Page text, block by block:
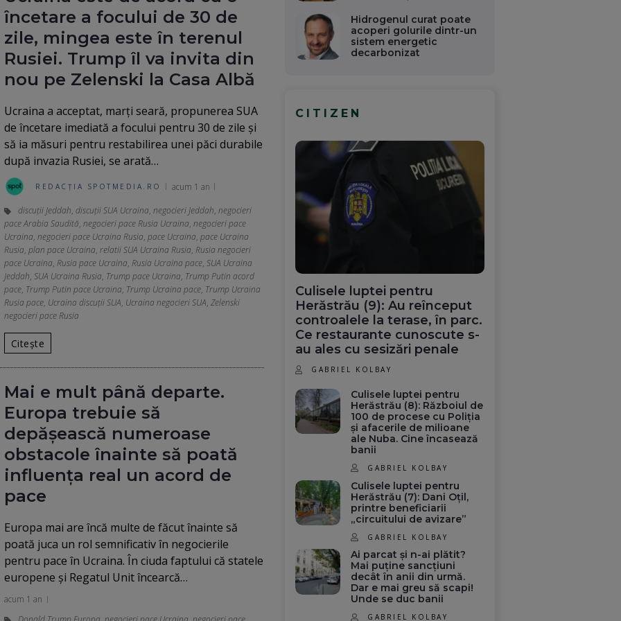
încetare a focului de 30 de
zile, mingea este în terenul
Rusiei. Trump îl va invita din
nou pe Zelenski la Casa Albă
Ucraina a acceptat, marți seară, propunerea SUA
de încetare imediată a focului pentru 30 de zile și
să ia măsuri pentru restabilirea unei păci durabile
după invazia Rusiei, se arată…
REDACȚIA SPOTMEDIA.RO acum 1 an
discuții Jeddah, discuții SUA Ucraina, negocieri Jeddah, negocieri
pace Arabia Saudită, negocieri pace Rusia Ucraina, negocieri pace
Ucraina, negocieri pace Ucraina Rusia, pace Ucraina, pace Ucraina
Rusia, plan pace Ucraina, relatii SUA Ucraina Rusia, Rusia negocieri
pace Ucraina, Rusia pace Ucraina, Rusia Ucraina pace, SUA Ucraina
Jeddah, SUA Ucraina Rusia, Trump pace Ucraina, Trump Putin acord
pace, Trump Putin pace Ucraina, Trump Ucraina pace, Trump Ucraina
Rusia pace, Ucraina discuții SUA, Ucraina negocieri SUA, Zelenski
negocieri pace Rusia
Citește
Mai e mult până departe.
Europa trebuie să
depășească numeroase
obstacole înainte să poată
influența real un acord de
pace
Europa mai are încă multe de făcut înainte să
poată juca un rol semnificativ în negocierile
pentru pace în Ucraina. În ciuda faptului că statele
europene și Regatul Unit încearcă…
acum 1 an
Hidrogenul curat poate
acoperi golurile dintr-un
sistem energetic
decarbonizat
CITIZEN
Culisele luptei pentru
Herăstrău (9): Au reînceput
controalele la terase, în parc.
Ce restaurante cunoscute s-
au ales cu sesizări penale
GABRIEL KOLBAY
Culisele luptei pentru
Herăstrău (8): Războiul de
100 de procese cu Poliția
și afacerile de milioane
ale Nuba. Cine încasează
banii
GABRIEL KOLBAY
Culisele luptei pentru
Herăstrău (7): Dani Oțil,
printre beneficiarii
„circuitului de avizare”
GABRIEL KOLBAY
Ai parcat și n-ai plătit?
Mai puține sancțiuni
decât în anii din urmă.
Dar e mai greu să scapi!
Unde se duc banii
GABRIEL KOLBAY